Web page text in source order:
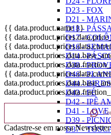
D23 - FOX
D21 -
D18 -
D17 -
D16 -
D14 -
D38 -
D46 -
D44 -
D43 - FÉ
D42 - IPÊ
D41 - LOVE
D39 -
D37 -
{{ data.product.name }}
{{
{{
{{
Cadastre-se em nossa Newsletter